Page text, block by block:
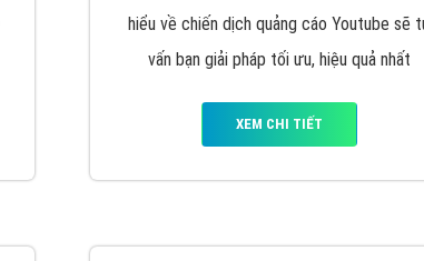
hiểu về chiến dịch quảng cáo Youtube sẽ
vấn bạn giải pháp tối ưu, hiệu quả nhất
XEM CHI TIẾT